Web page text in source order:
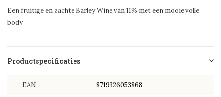
Een fruitige en zachte Barley Wine van 11% met een mooie volle
body
Productspecificaties
EAN 8719326053868